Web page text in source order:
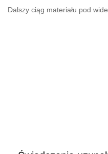
Dalszy ciąg materiału pod